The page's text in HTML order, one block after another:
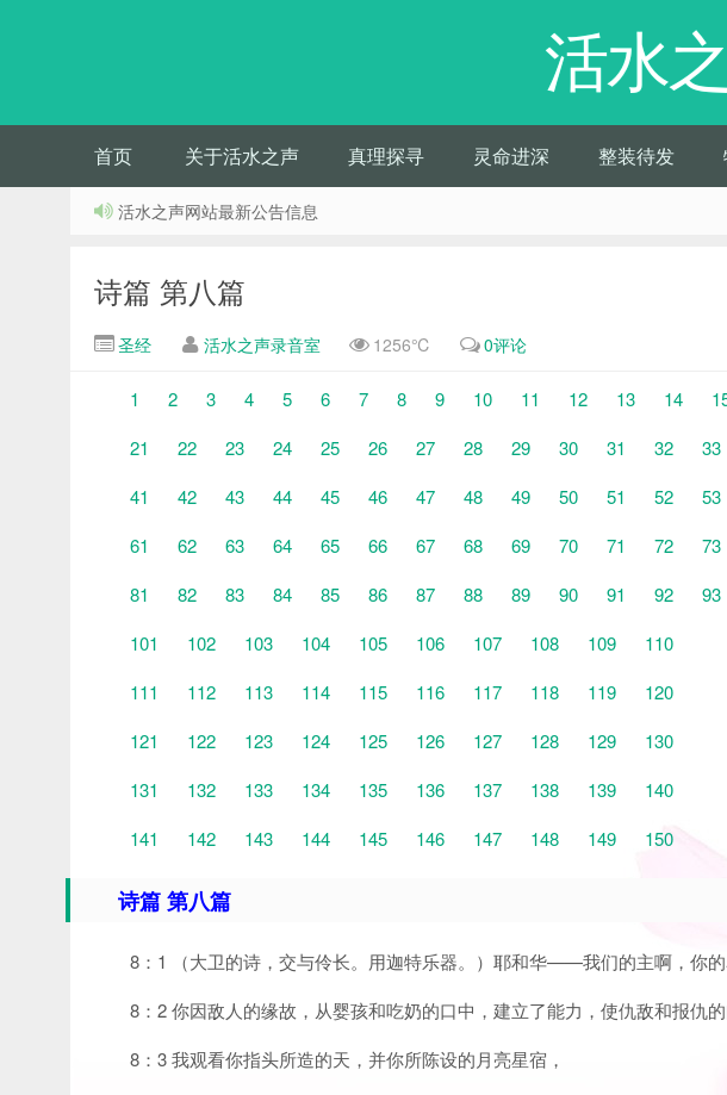
活水
首页 关于活水之声 真理探寻 灵命进深 整装待发
活水之声网站最新公告信息
诗篇 第八篇
圣经 活水之声录音室 1256℃ 0评论
1 2 3 4 5 6 7 8 9 10 11 12 13 14
21
22 23 24 25 26 27 28 29 30 31 32 33
41
42 43 44 45 46 47 48 49 50 51 52 53
61
62 63 64 65 66 67 68 69 70 71 72 73
81
82 83 84 85 86 87 88 89 90 91 92 93
101
102 103 104 105 106 107 108 109
110
111
112 113 114 115 116 117 118 119
120
121
122 123 124 125 126 127 128 129
130
131
132 133 134 135 136 137 138 139
140
141
142 143 144 145 146 147 148 149 150
诗篇 第八篇
8：1 （大卫的诗，交与伶长。用迦特乐器。）耶和华——我们的主啊，你的
8：2 你因敌人的缘故，从婴孩和吃奶的口中，建立了能力，使仇敌和报仇的
8：3 我观看你指头所造的天，并你所陈设的月亮星宿，